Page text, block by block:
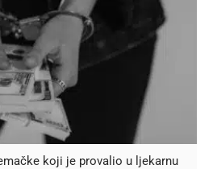
koji je provalio u ljekarnu